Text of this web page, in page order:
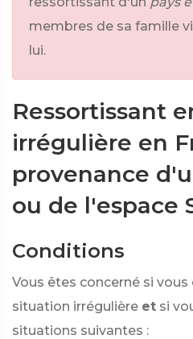
membres de sa famille
lui.
Ressortissant
irrégulière en
provenance
ou de l'espace
Conditions
Vous êtes concerné si
situation irrégulière et si
situations suivantes :